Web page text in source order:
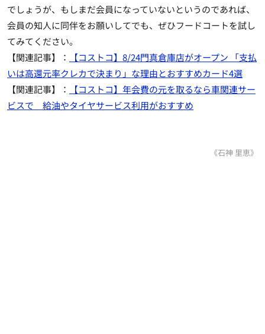
でしょうが、もしまだ会員になっていないというのであれば、
会員の知人に同伴をお願いしてでも、ぜひフードコートを試し
てみてください。
【関連記事】：
【コストコ】8/24門真倉庫店がオープン 「支払
いは高還元率クレカで決まり」な理由とおすすめカード4選
【関連記事】：
【コストコ】年会費の元を取るなら車関連サー
ビスで 給油やタイヤサービス利用がおすすめ
《石神 里恵》